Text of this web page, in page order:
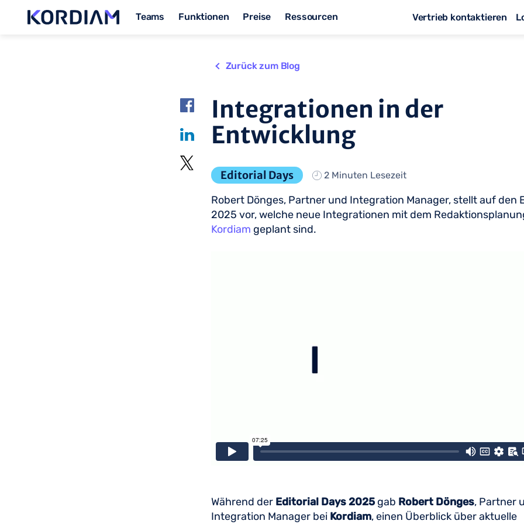
Teams Funktionen Preise Ressourcen Vertrieb kontaktieren
Zurück zum Blog
Integrationen in der
Entwicklung
Editorial Days 2 Minuten Lesezeit
Robert Dönges, Partner und Integration Manager, stellt auf den
2025 vor, welche neue Integrationen mit dem
Kordiam geplant sind.
Während der Editorial Days 2025gab Robert Dönges, Partner
Integration Manager bei Kordiam, einen Überblick über aktuelle